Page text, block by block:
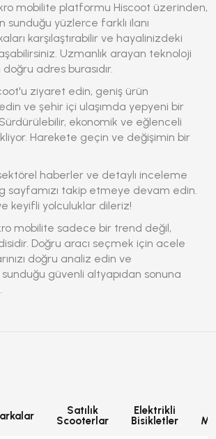
mobilite platformu Hiscoot üzerinden,
sunduğu yüzlerce farklı ilanı
karşılaştırabilir ve hayalinizdeki
Uzmanlık arayan teknoloji
adres burasıdır.
ziyaret edin, geniş ürün
ve şehir içi ulaşımda yepyeni bir
ekonomik ve eğlenceli
Harekete geçin ve değişimin bir
haberler ve detaylı inceleme
sayfamızı takip etmeye devam edin.
keyifli yolculuklar dileriz!
mobilite sadece bir trend değil,
Doğru aracı seçmek için acele
doğru analiz edin ve
güvenli altyapıdan sonuna
Satılık
Scooterlar
Elektrikli
Bisikletler